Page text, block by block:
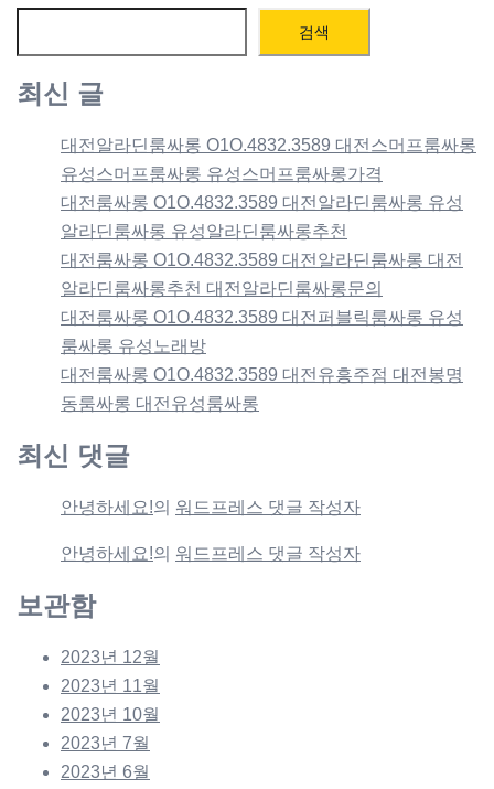
검색
최신 글
대전알라딘룸싸롱 O1O.4832.3589 대전스머프룸싸롱
유성스머프룸싸롱 유성스머프룸싸롱가격
대전룸싸롱 O1O.4832.3589 대전알라딘룸싸롱 유성
알라딘룸싸롱 유성알라딘룸싸롱추천
대전룸싸롱 O1O.4832.3589 대전알라딘룸싸롱 대전
알라딘룸싸롱추천 대전알라딘룸싸롱문의
대전룸싸롱 O1O.4832.3589 대전퍼블릭룸싸롱 유성
룸싸롱 유성노래방
대전룸싸롱 O1O.4832.3589 대전유흥주점 대전봉명
동룸싸롱 대전유성룸싸롱
최신 댓글
안녕하세요!의 워드프레스 댓글 작성자
안녕하세요!의 워드프레스 댓글 작성자
보관함
2023년 12월
2023년 11월
2023년 10월
2023년 7월
2023년 6월